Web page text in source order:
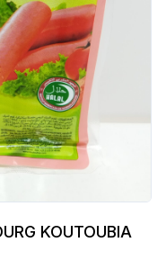
KOUTOUBIA